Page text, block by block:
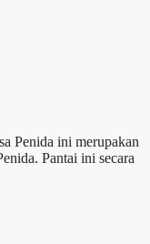
Penida ini merupakan
Pantai ini secara